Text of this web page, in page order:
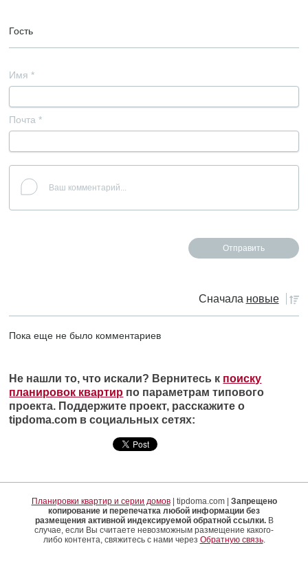
Гость
Имя *
Почта *
Сначала новые
Пока еще не было комментариев
Не нашли то, что искали? Вернитесь к поиску
планировок квартир по параметрам типового
проекта. Поддержите проект, расскажите о
tipdoma.com в социальных сетях:
Планировки квартир и серии домов| tipdoma.com | Запрещено
копирование и перепечатка любой информации без
размещения активной индексируемой обратной ссылки.В
случае, если Вы считаете невозможным размещение какого-
либо контента, свяжитесь с нами через Обратную связь.